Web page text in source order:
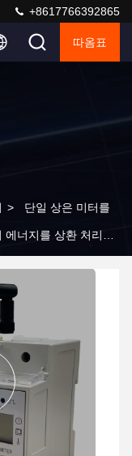
+8617766392865
따옴표
> 단일 상은 미터를
너지를 상환 처리했